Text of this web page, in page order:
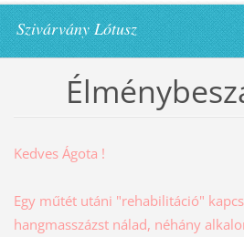
Szivárvány Lótusz
Kedves Ágota !
Egy műtét utáni "rehabilitáció"
hangmasszázst nálad, néhány